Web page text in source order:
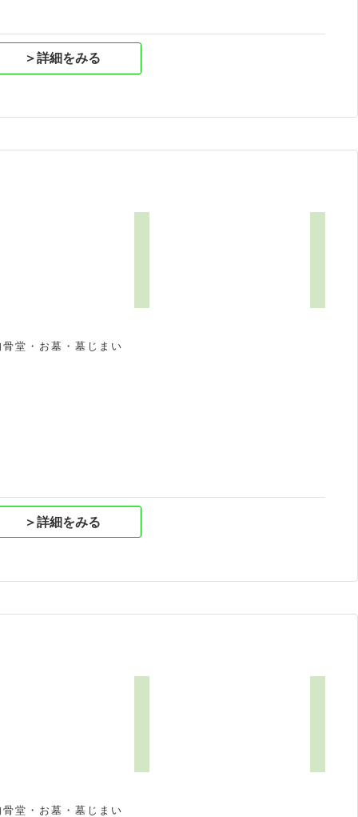
＞詳細をみる
堂・お墓・墓じまい
＞詳細をみる
堂・お墓・墓じまい